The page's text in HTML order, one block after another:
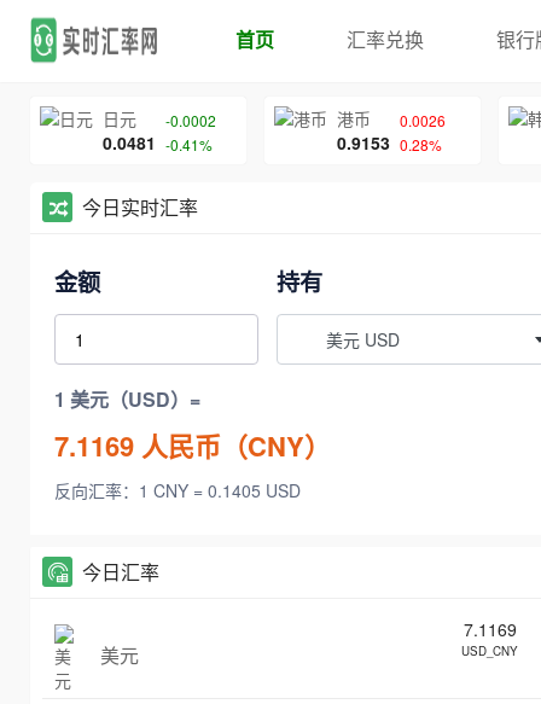
首页 汇率兑换 银行
日元
0.0481
-0.0002
-0.41%
港币
0.9153
0.0026
0.28%
今日实时汇率
金额 持有
美元 USD
1 美元（USD）=
7.1169 人民币（CNY）
反向汇率：1 CNY = 0.1405 USD
今日汇率
美元
7.1169
USD_CNY